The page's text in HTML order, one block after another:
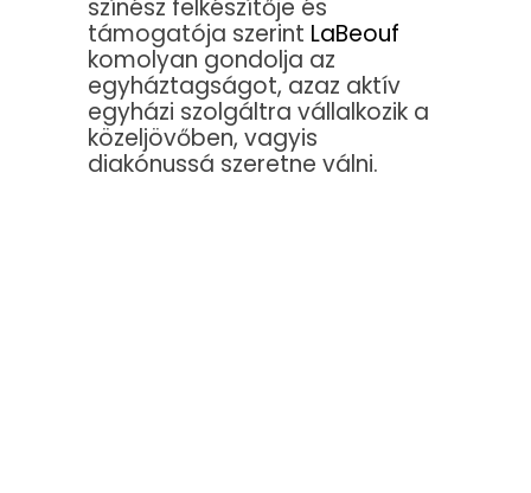
színész felkészítője és
támogatója szerint LaBeouf
komolyan gondolja az
egyháztagságot, azaz aktív
egyházi szolgáltra vállalkozik a
közeljövőben, vagyis
diakónussá szeretne válni.